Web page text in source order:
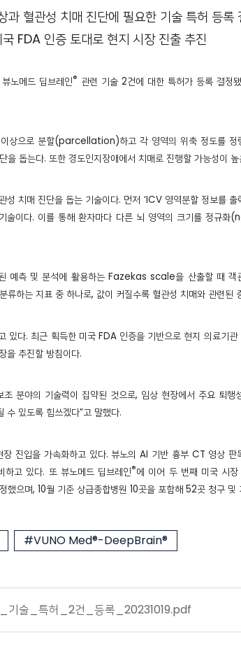
과 혈관성 치매 진단에 필요한 기술 특허 등록
FDA 인증 토대로 현지 시장 진출 추진
노메드 딥브레인® 관련 기술 2건에 대한 특허가 등록 결정
상으로 분할(parcellation)하고 각 영역의 위축 정도를 정
돕는다. 또한 경도인지장애에서 치매로 진행할 가능성이
치매 진단을 돕는 기술이다. 먼저 ‘ICV 영역분할 정보를
. 이를 통해 환자마다 다른 뇌 영역의 크기를 정규화
예측 및 분석에 활용하는 Fazekas scale을 산출할 때
지표 중 하나로, 값이 커질수록 혈관성 치매와 관련된
있다. 최근 획득한 미국 FDA 인증을 기반으로 현지 의료기
을 추진할 방침이다.
분야의 기술력이 집약된 것으로, 임상 현장에서 주요 퇴
수 있도록 힘쓰겠다”고 말했다.
진입을 가속화하고 있다. 뷰노의 AI 기반 흉부 CT 영상
고 있다. 또 뷰노메드 딥브레인®에 이어 두 번째 미국 시
으며, 10월 기준 상급종합병원 10곳을 포함해 52곳 청구 및
#VUNO Med®-DeepBrain®
기술_특허_2건_등록_20231019.pdf